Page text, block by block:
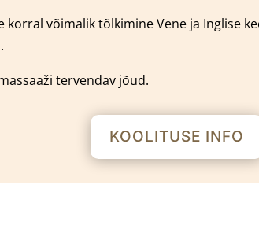
võimalik tõlkimine Vene ja Inglise
tervendav jõud.
KOOLITUSE INFO